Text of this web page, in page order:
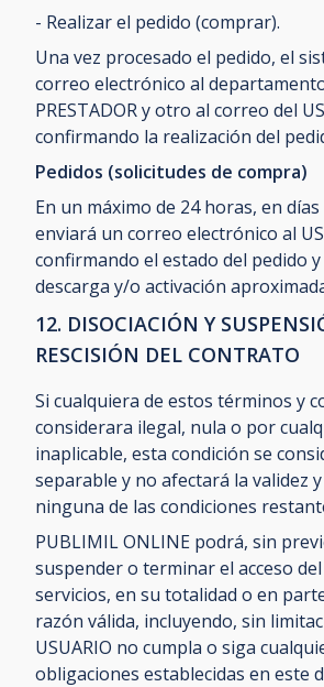
- Realizar el pedido (comprar).
Una vez procesado el pedido, el
correo electrónico al
PRESTADOR y otro al correo del
confirmando la realización del
Pedidos (solicitudes de compra)
En un máximo de 24 horas, en
enviará un correo electrónico al
confirmando el estado del pedido y
descarga y/o activación
12. DISOCIACIÓN Y
RESCISIÓN DEL CONTRATO
Si cualquiera de estos términos y
considerara ilegal, nula o por
inaplicable, esta condición se
separable y no afectará la validez
ninguna de las condiciones
PUBLIMIL ONLINE podrá, sin
suspender o terminar el acceso del
servicios, en su totalidad o en
razón válida, incluyendo, sin
USUARIO no cumpla o siga
obligaciones establecidas en este